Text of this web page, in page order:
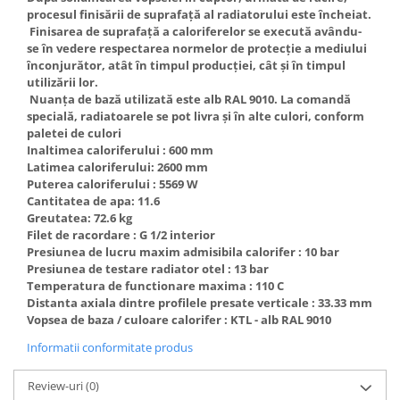
Incalzire clasica in pardoseala
Teava incalzire pardoseala
PLACA NUTURI/TACKER
Grupuri de pompare si amestec
Distribuitoare
Cutii distribuitor
Automatizare
Banda perimetrala
Accesorii
Aditiv Sapa
Pachete incalzire in pardoseala
Pompe de caldura
Termostate de Ambient
Panouri fotovoltaice
Invertoare
Panouri fotovoltaice
Produse Amenajare Baie
procesul finisării de suprafaţă al radiatorului este încheiat.
Finisarea de suprafaţă a caloriferelor se execută avându-
se în vedere respectarea normelor de protecţie a mediului
înconjurător, atât în timpul producţiei, cât şi în timpul
utilizării lor.
Nuanţa de bază utilizată este alb RAL 9010. La comandă
specială, radiatoarele se pot livra şi în alte culori, conform
paletei de culori
Inaltimea caloriferului : 600 mm
Latimea caloriferului: 2600 mm
Puterea caloriferului : 5569 W
Cantitatea de apa: 11.6
Greutatea: 72.6 kg
Filet de racordare : G 1/2 interior
Presiunea de lucru maxim admisibila calorifer : 10 bar
Presiunea de testare radiator otel : 13 bar
Temperatura de functionare maxima : 110 C
Distanta axiala dintre profilele presate verticale : 33.33 mm
Vopsea de baza / culoare calorifer : KTL - alb RAL 9010
Informatii conformitate produs
Review-uri(0)